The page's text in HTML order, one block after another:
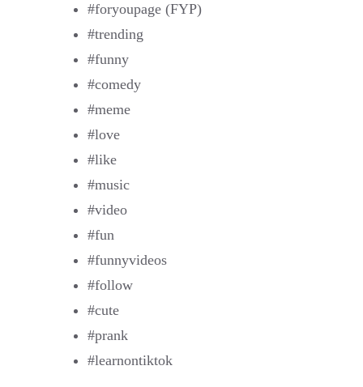
#foryoupage (FYP)
#trending
#funny
#comedy
#meme
#love
#like
#music
#video
#fun
#funnyvideos
#follow
#cute
#prank
#learnontiktok